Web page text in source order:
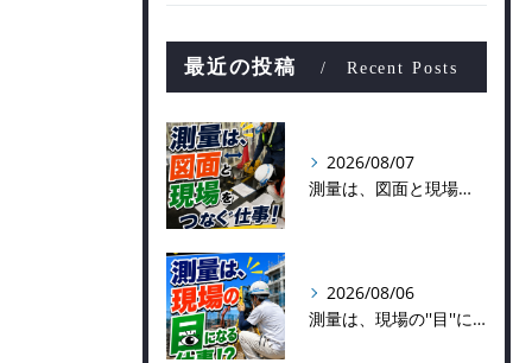
最近の投稿 Recent Posts
2026/08/07
測量は、図面と現場をつなぐ仕事！
2026/08/06
測量は、現場の''目''になる仕事！？